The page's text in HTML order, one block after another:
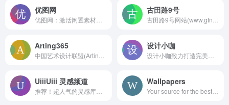
优图网 古田路9号
Arting365 设计小咖
UiiiUiii 灵感频道 Wallpapers